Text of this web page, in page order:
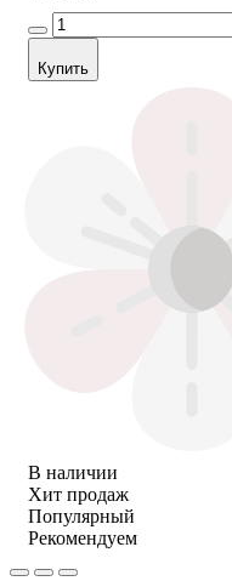
Купить
В наличии
Хит продаж
Популярный
Рекомендуем